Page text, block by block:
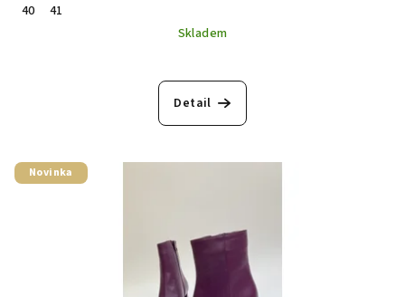
40
41
Skladem
Detail
Novinka